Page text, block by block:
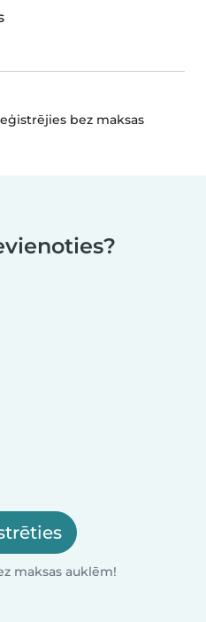
bez maksas
maksas auklēm!